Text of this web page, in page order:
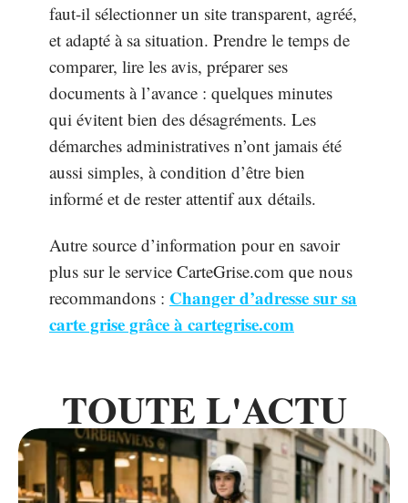
faut-il sélectionner un site transparent, agréé,
et adapté à sa situation. Prendre le temps de
comparer, lire les avis, préparer ses
documents à l’avance : quelques minutes
qui évitent bien des désagréments. Les
démarches administratives n’ont jamais été
aussi simples, à condition d’être bien
informé et de rester attentif aux détails.
Autre source d’information pour en savoir
plus sur le service CarteGrise.com que nous
recommandons : Changer d’adresse sur sa
carte grise grâce à cartegrise.com
TOUTE L'ACTU